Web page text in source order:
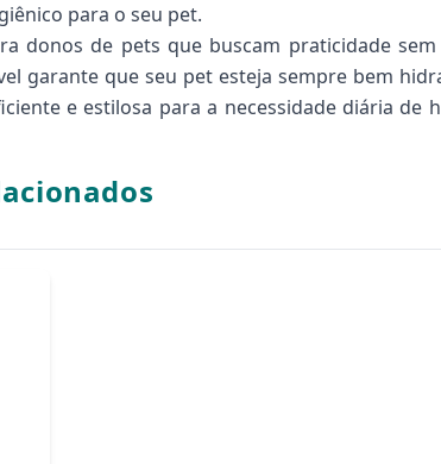
para o seu pet.
donos de pets que buscam praticidade
garante que seu pet esteja sempre bem
e estilosa para a necessidade diária de